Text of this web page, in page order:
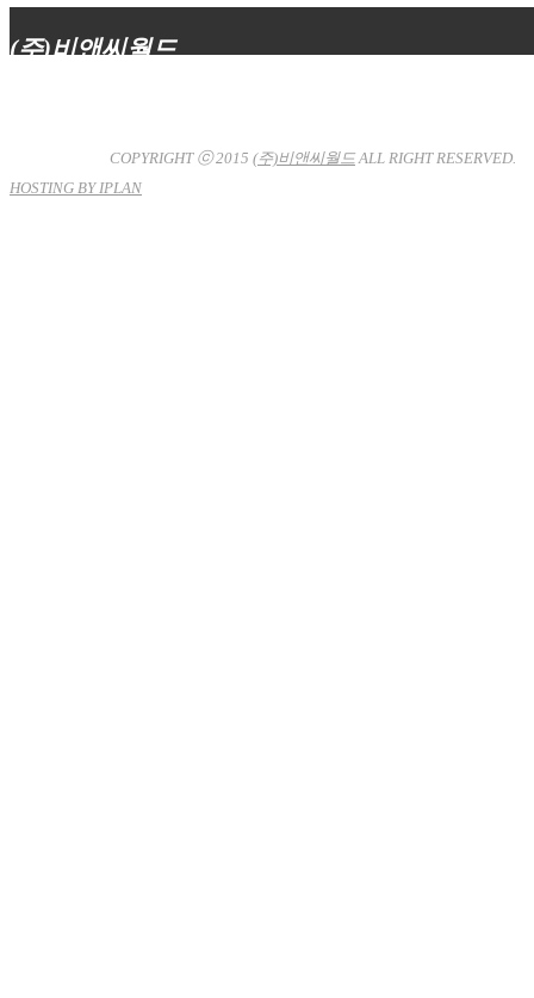
(주)비앤씨월드
COPYRIGHT ⓒ 2015 (주)비앤씨월드ALL RIGHT RESERVED.
HOSTING BY IPLAN